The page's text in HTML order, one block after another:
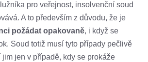
pro veřejnost, insolvenční soud
A to především z důvodu, že je
požádat opakovaně, i když se
Soud totiž musí tyto případy pečlivě
jen v případě, kdy se prokáže